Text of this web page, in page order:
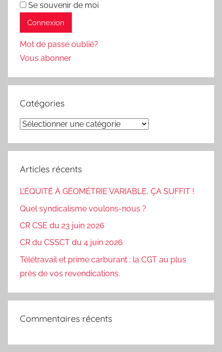
Se souvenir de moi
Mot de passe oublié?
Vous abonner
Catégories
Catégories
Articles récents
L’ÉQUITÉ À GÉOMÉTRIE VARIABLE, ÇA SUFFIT !
Quel syndicalisme voulons-nous ?
CR CSE du 23 juin 2026
CR du CSSCT du 4 juin 2026
Télétravail et prime carburant : la CGT au plus
près de vos revendications.
Commentaires récents